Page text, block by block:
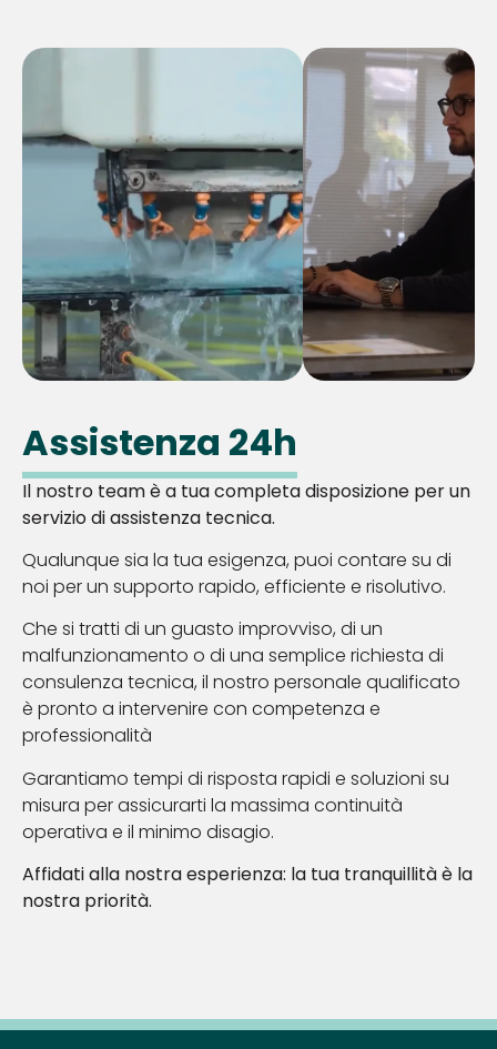
Assistenza 24h
Il nostro team è a tua completa disposizione per un
servizio di assistenza tecnica.
Qualunque sia la tua esigenza, puoi contare su di
noi per un supporto rapido, efficiente e risolutivo.
Che si tratti di un guasto improvviso, di un
malfunzionamento o di una semplice richiesta di
consulenza tecnica, il nostro personale qualificato
è pronto a intervenire con competenza e
professionalità
Garantiamo tempi di risposta rapidi e soluzioni su
misura per assicurarti la massima continuità
operativa e il minimo disagio.
Affidati alla nostra esperienza: la tua tranquillità è la
nostra priorità.